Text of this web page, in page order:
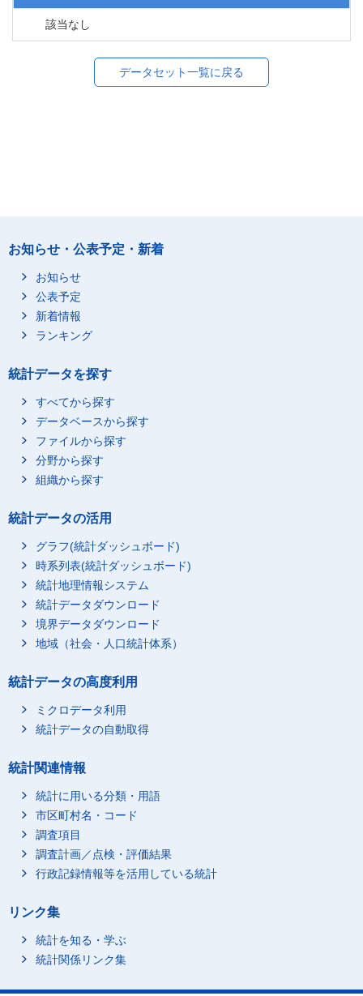
該当なし
データセット一覧に戻る
お知らせ・公表予定・新着
お知らせ
公表予定
新着情報
ランキング
統計データを探す
すべてから探す
データベースから探す
ファイルから探す
分野から探す
組織から探す
統計データの活用
グラフ(統計ダッシュボード)
時系列表(統計ダッシュボード)
統計地理情報システム
統計データダウンロード
境界データダウンロード
地域（社会・人口統計体系）
統計データの高度利用
ミクロデータ利用
統計データの自動取得
統計関連情報
統計に用いる分類・用語
市区町村名・コード
調査項目
調査計画／点検・評価結果
行政記録情報等を活用している統計
リンク集
統計を知る・学ぶ
統計関係リンク集